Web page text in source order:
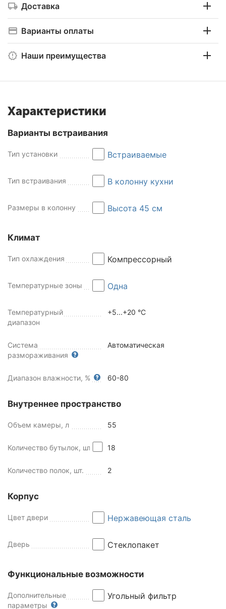
Доставка
Варианты оплаты
Наши преимущества
Характеристики
Варианты встраивания
Тип установки Встраиваемые
Тип встраивания В колонну кухни
Размеры в колонну Высота 45 см
Климат
Тип охлаждения Компрессорный
Температурные зоны Одна
Температурный
диапазон
+5...+20 °C
Система
размораживания
Автоматическая
Диапазон влажности, % 60-80
Внутреннее пространство
Объем камеры, л 55
Количество бутылок, шт 18
Количество полок, шт. 2
Корпус
Цвет двери Нержавеющая сталь
Дверь Стеклопакет
Функциональные возможности
Дополнительные
параметры
Угольный фильтр